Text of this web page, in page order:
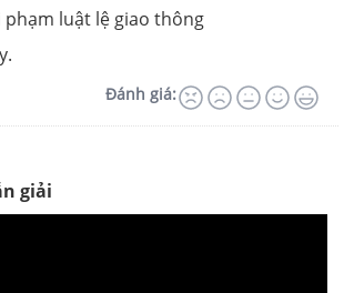
phạm luật lệ giao thông
Đánh giá:
giải